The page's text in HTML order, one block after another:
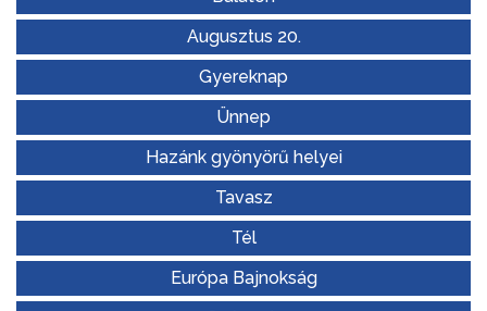
Augusztus 20.
Gyereknap
Ünnep
Hazánk gyönyörű helyei
Tavasz
Tél
Európa Bajnokság